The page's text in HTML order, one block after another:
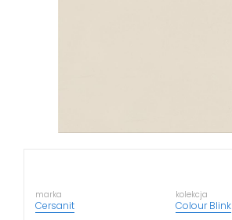
marka
Cersanit
kolekcja
Colour Blink